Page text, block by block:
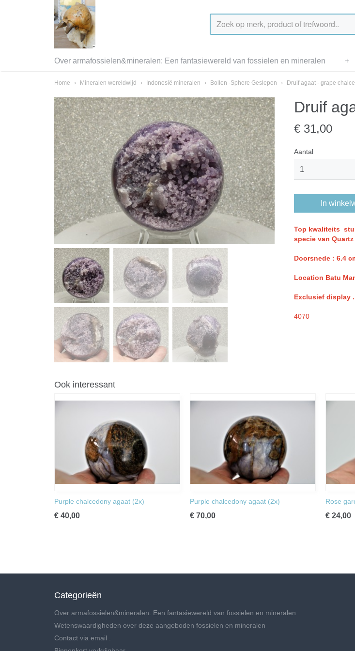
Over armafossielen&mineralen: Een fantasiewereld van fossielen en mineralen +
Home › Mineralen wereldwijd › Indonesië mineralen › Bollen -Sphere Geslepen › Druif agaat - grape
Druif
€ 31,00
Aantal
In
Top kwaliteits
specie van
Doorsnede : 6.4
Location Batu
Exclusief display .
4070
Ook interessant
Purple chalcedony agaat (2x)
€ 40,00
Purple chalcedony agaat (2x)
€ 70,00
Rose
€ 24,00
Categorieën
Over armafossielen&mineralen: Een fantasiewereld van fossielen en mineralen
Wetenswaardigheden over deze aangeboden fossielen en mineralen
Contact via email .